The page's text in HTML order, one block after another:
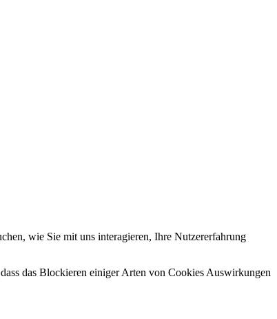
wie Sie mit uns interagieren, Ihre Nutzererfahrung
das Blockieren einiger Arten von Cookies Auswirkungen